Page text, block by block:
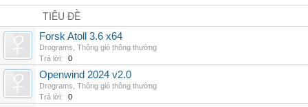
TIÊU ĐỀ
Forsk Atoll 3.6 x64
Drograms Thông gió thông thường
Trả lời:
0
Openwind 2024 v2.0
Drograms Thông gió thông thường
Trả lời:
0